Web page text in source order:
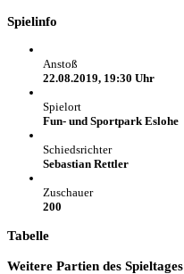
Spielinfo
Anstoß
22.08.2019, 19:30 Uhr
Spielort
Fun- und Sportpark Eslohe
Schiedsrichter
Sebastian Rettler
Zuschauer
200
Tabelle
Weitere Partien des Spieltages